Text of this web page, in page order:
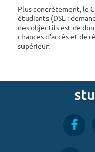
Plus concrètement, le
étudiants (DSE :
des objectifs est de
chances d'accès et de
supérieur.